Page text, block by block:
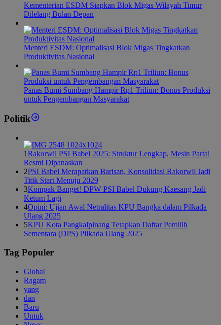
Kementerian ESDM Siapkan Blok Migas Wilayah Timur
Dilelang Bulan Depan
Menteri ESDM: Optimalisasi Blok Migas Tingkatkan
Produktivitas Nasional
Panas Bumi Sumbang Hampir Rp1 Triliun: Bonus Produksi
untuk Pengembangan Masyarakat
Politik
1Rakorwil PSI Babel 2025: Struktur Lengkap, Mesin Partai
Resmi Dipanaskan
2PSI Babel Merapatkan Barisan, Konsolidasi Rakorwil Jadi
Titik Start Menuju 2029
3Kompak Banget! DPW PSI Babel Dukung Kaesang Jadi
Ketum Lagi
4Opini: Ujian Awal Netralitas KPU Bangka dalam Pilkada
Ulang 2025
5KPU Kota Pangkalpinang Tetapkan Daftar Pemilih
Sementara (DPS) Pilkada Ulang 2025
Tag Populer
Global
Ragam
yang
dan
Baru
Untuk